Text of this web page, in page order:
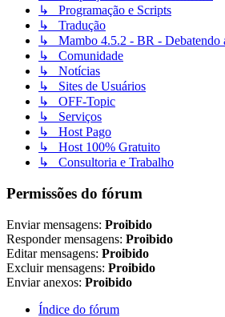
↳ Programação e Scripts
↳ Tradução
↳ Mambo 4.5.2 - BR - Debatendo
↳ Comunidade
↳ Notícias
↳ Sites de Usuários
↳ OFF-Topic
↳ Serviços
↳ Host Pago
↳ Host 100% Gratuito
↳ Consultoria e Trabalho
Permissões do fórum
Enviar mensagens: Proibido
Responder mensagens: Proibido
Editar mensagens: Proibido
Excluir mensagens: Proibido
Enviar anexos: Proibido
Índice do fórum